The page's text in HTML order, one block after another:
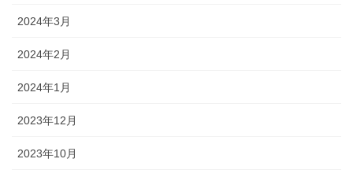
2024年3月
2024年2月
2024年1月
2023年12月
2023年10月